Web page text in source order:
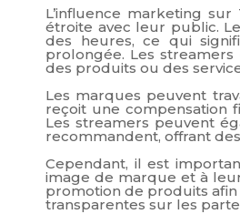
L’influence marketing
étroite avec leur public.
des heures, ce qui
prolongée. Les
des produits ou des
Les marques peuvent
reçoit une compensation
Les streamers peuvent
recommandent, offrant
Cependant, il est
image de marque et à
promotion de produits
transparentes sur les